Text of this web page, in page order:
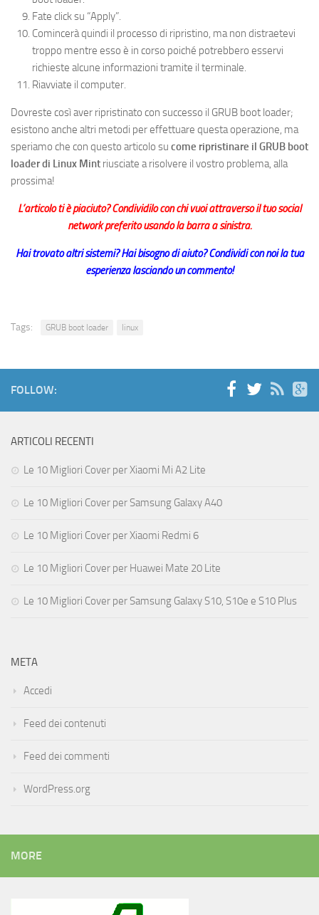
Fate click su “Apply”.
Comincerà quindi il processo di ripristino, ma non distraetevi
troppo mentre esso è in corso poiché potrebbero esservi
richieste alcune informazioni tramite il terminale.
Riavviate il computer.
Dovreste così aver ripristinato con successo il GRUB boot loader;
esistono anche altri metodi per effettuare questa operazione, ma
speriamo che con questo articolo su come ripristinare il GRUB boot
loader di Linux Mint riusciate a risolvere il vostro problema, alla
prossima!
L’articolo ti è piaciuto? Condividilo con chi vuoi attraverso il tuo social
network preferito usando la barra a sinistra.
Hai trovato altri sistemi? Hai bisogno di aiuto? Condividi con noi la tua
esperienza lasciando un commento!
Tags: GRUB boot loader linux
FOLLOW:
ARTICOLI RECENTI
Le 10 Migliori Cover per Xiaomi Mi A2 Lite
Le 10 Migliori Cover per Samsung Galaxy A40
Le 10 Migliori Cover per Xiaomi Redmi 6
Le 10 Migliori Cover per Huawei Mate 20 Lite
Le 10 Migliori Cover per Samsung Galaxy S10, S10e e S10 Plus
META
Accedi
Feed dei contenuti
Feed dei commenti
WordPress.org
MORE